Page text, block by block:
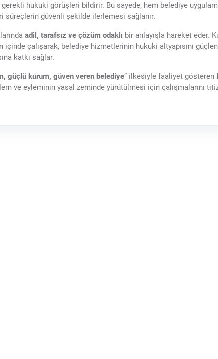
hukuki görüşleri bildirir. Bu sayede, hem belediye
süreçlerin güvenli şekilde ilerlemesi sağlanır.
adil, tarafsız ve çözüm odaklı bir anlayışla hareket eder.
çalışarak, belediye hizmetlerinin hukuki altyapısını
katkı sağlar.
güçlü kurum, güven veren belediye” ilkesiyle faaliyet gösteren
ve eyleminin yasal zeminde yürütülmesi için çalışmalarını